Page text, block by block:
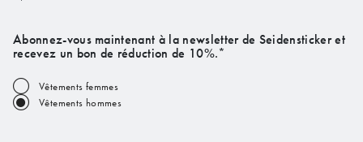
Abonnez-vous maintenant à la newsletter de Seidensticker et
recevez un bon de réduction de 10%.*
Vêtements femmes
Vêtements hommes